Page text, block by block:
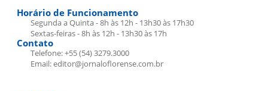
Horário de Funcionamento
Segunda a Quinta - 8h às 12h - 13h30 às 17h30
Sextas-feiras - 8h às 12h - 13h30 às 17h
Contato
Telefone: +55 (54) 3279.3000
Email: editor@jornaloflorense.com.br